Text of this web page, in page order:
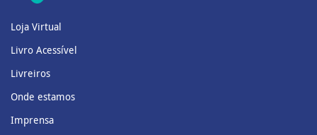
Loja Virtual
Livro Acessível
Livreiros
Onde estamos
Imprensa